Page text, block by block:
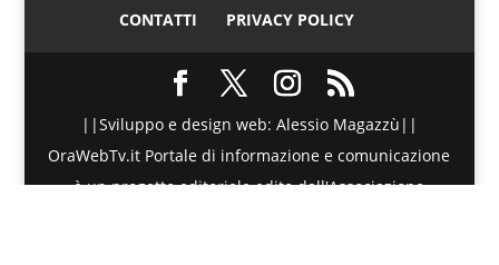
CONTATTI PRIVACY POLICY
||Sviluppo e design web: Alessio Magazzù||
OraWebTv.it Portale di informazione e comunicazione
è un progetto editoriale edito dall'Associazione